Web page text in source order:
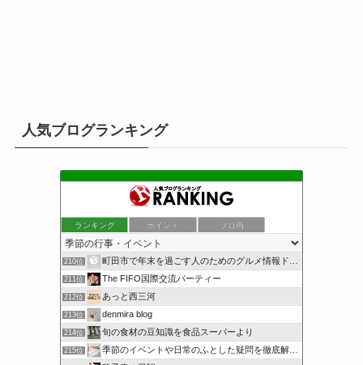
人気ブログランキング
ランキング ポイント ブロ画
210位 町田市で年末を過ごす人のためのグルメ情報ドットコム
211位 The FIFO国際交流パーティー
212位 あっと西三河
213位 denmira blog
214位 旬の食材の豆知識を食品スーパーより
215位 季節のイベントや日常のふとした疑問を徹底解説！